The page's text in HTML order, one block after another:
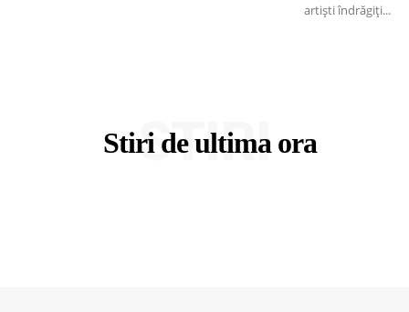
artiști îndrăgiți...
Stiri de ultima ora
STIRI